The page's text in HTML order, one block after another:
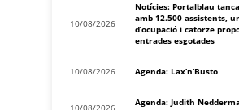
10/08/2026
Notícies: Portalblau
amb 12.500 assistents,
d’ocupació i catorze
entrades esgotades
10/08/2026 Agenda: Lax’n’Busto
10/08/2026
Agenda: Judith